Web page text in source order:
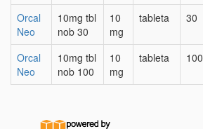
Orcal
Neo
10mg tbl
nob 30
10
mg
tableta 30
Orcal
Neo
10mg tbl
nob 100
10
mg
tableta 100